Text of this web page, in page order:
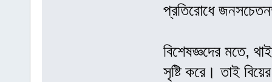
প্রতিরোধে
বিশেষজ্ঞদের মতে,
সৃষ্টি করে। তাই